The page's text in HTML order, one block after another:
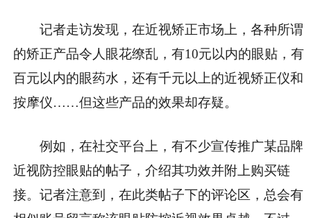
记者走访发现，在近视矫正市场上，各种所谓
的矫正产品令人眼花缭乱，有10元以内的眼贴，有
百元以内的眼药水，还有千元以上的近视矫正仪和
按摩仪……但这些产品的效果却存疑。
例如，在社交平台上，有不少宣传推广某品牌
近视防控眼贴的帖子，介绍其功效并附上购买链
接。记者注意到，在此类帖子下的评论区，总会有